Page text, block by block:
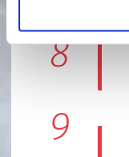
8
9